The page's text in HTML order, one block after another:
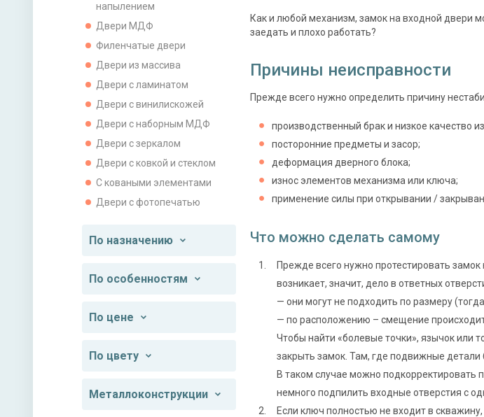
напылением
Двери МДФ
Филенчатые двери
Двери из массива
Двери с ламинатом
Двери с винилискожей
Двери с наборным МДФ
Двери с зеркалом
Двери с ковкой и стеклом
С коваными элементами
Двери с фотопечатью
По назначению
По особенностям
По цене
По цвету
Металлоконструкции
Как и любой механизм, замок на входной двери
заедать и плохо работать?
Причины неисправности
Прежде всего нужно определить причину
производственный брак и низкое качество
посторонние предметы и засор;
деформация дверного блока;
износ элементов механизма или ключа;
применение силы при открывании /
Что можно сделать самому
Прежде всего нужно протестировать
возникает, значит, дело в ответных
— они могут не подходить по размеру
— по расположению – смещение
Чтобы найти «болевые точки», язычок или
закрыть замок. Там, где подвижные детали
В таком случае можно
немного подпилить входные отверстия с
Если ключ полностью не входит в